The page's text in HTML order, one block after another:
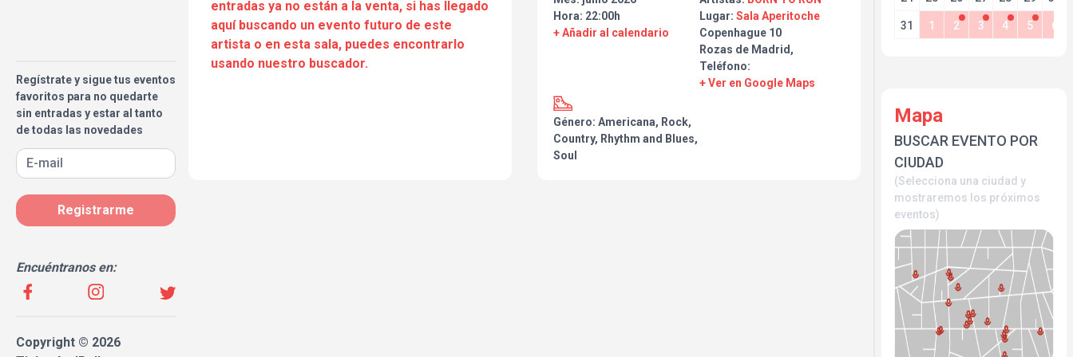
Regístrate y sigue tus eventos
favoritos para no quedarte
sin entradas y estar al tanto
de todas las novedades
Registrarme
Encuéntranos en:
Copyright © 2026
Si disfrutas con la música de Bruce tanto como
nosotros... ¡¡te esperamos en nuestro próximo concierto!!
entradas ya no están a la venta, si has llegado
aquí buscando un evento futuro de este
artista o en esta sala, puedes encontrarlo
usando nuestro buscador.
Hora: 22:00h
+ Añadir al calendario
Lugar: Sala Aperitoche
Copenhague 10
Rozas de Madrid,
Teléfono:
+ Ver en Google Maps
Género: Americana, Rock,
Country, Rhythm and Blues,
Soul
31 1 2 3 4 5 6
Mapa
BUSCAR EVENTO POR
CIUDAD
(Selecciona una ciudad y
mostraremos los próximos
eventos)